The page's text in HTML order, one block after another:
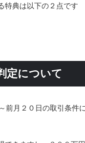
特典は以下の２点です
定について
前月２０日の取引条件